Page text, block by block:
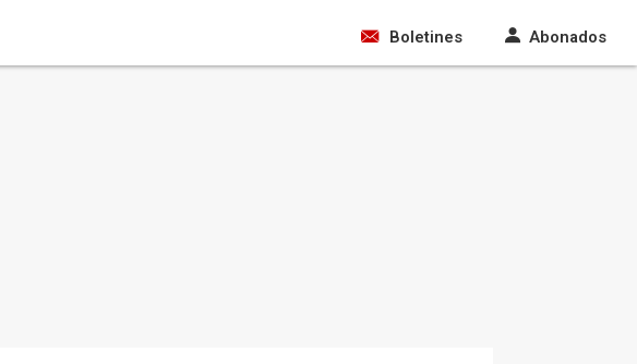
Boletines Abonados